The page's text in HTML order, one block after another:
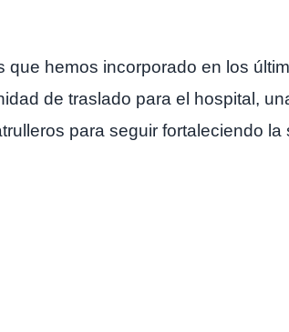
hemos incorporado en los
de traslado para el hospital,
para seguir fortaleciendo la